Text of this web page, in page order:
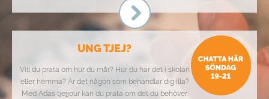
UNG TJEJ?
Vill du prata om hur du mår? Hur du har det i skolan
eller hemma? Är det någon som behandlar dig illa?
Med Adas tjejjour kan du prata om det du behöver.